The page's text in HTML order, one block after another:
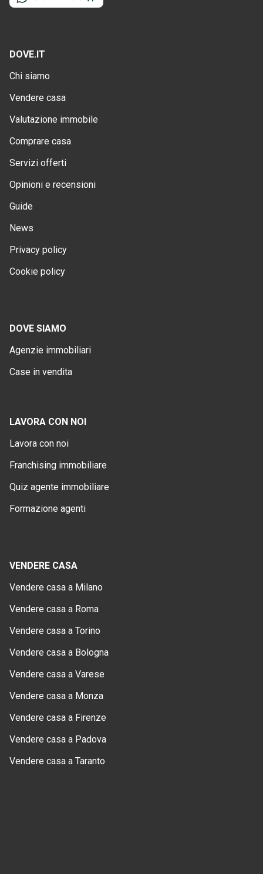
DOVE.IT
Chi siamo
Vendere casa
Valutazione immobile
Comprare casa
Servizi offerti
Opinioni e recensioni
Guide
News
Privacy policy
Cookie policy
DOVE SIAMO
Agenzie immobiliari
Case in vendita
LAVORA CON NOI
Lavora con noi
Franchising immobiliare
Quiz agente immobiliare
Formazione agenti
VENDERE CASA
Vendere casa a Milano
Vendere casa a Roma
Vendere casa a Torino
Vendere casa a Bologna
Vendere casa a Varese
Vendere casa a Monza
Vendere casa a Firenze
Vendere casa a Padova
Vendere casa a Taranto